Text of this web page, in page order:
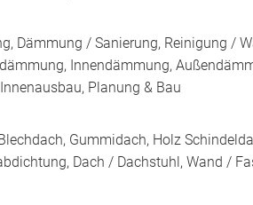
Dämmung / Sanierung, Reinigung /
Innendämmung,
Planung & Bau
Gummidach, Holz
Dach / Dachstuhl, Wand /